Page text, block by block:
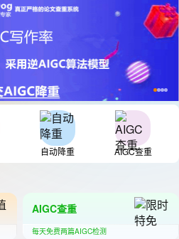
自动降重 AIGC查重
AIGC查重
每天免费两篇AIGC检测